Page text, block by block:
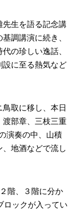
先生を語る記念講
調講演に続き、
の珍しい逸話、
設に至る熱気など
取に移し、本日
渡部章、三枝三重
演奏の中、山積
地酒などで流し
階、３階に分か
ロックが入ってい